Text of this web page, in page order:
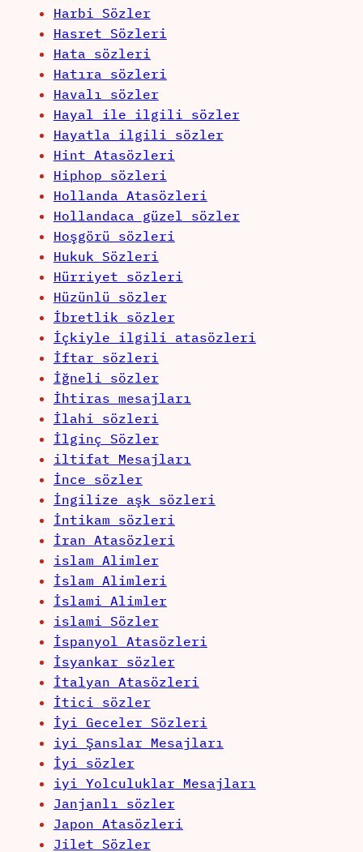
Harbi Sözler
Hasret Sözleri
Hata sözleri
Hatıra sözleri
Havalı sözler
Hayal ile ilgili sözler
Hayatla ilgili sözler
Hint Atasözleri
Hiphop sözleri
Hollanda Atasözleri
Hollandaca güzel sözler
Hoşgörü sözleri
Hukuk Sözleri
Hürriyet sözleri
Hüzünlü sözler
İbretlik sözler
İçkiyle ilgili atasözleri
İftar sözleri
İğneli sözler
İhtiras mesajları
İlahi sözleri
İlginç Sözler
iltifat Mesajları
İnce sözler
İngilize aşk sözleri
İntikam sözleri
İran Atasözleri
islam Alimler
İslam Alimleri
İslami Alimler
islami Sözler
İspanyol Atasözleri
İsyankar sözler
İtalyan Atasözleri
İtici sözler
İyi Geceler Sözleri
iyi Şanslar Mesajları
İyi sözler
iyi Yolculuklar Mesajları
Janjanlı sözler
Japon Atasözleri
Jilet Sözler